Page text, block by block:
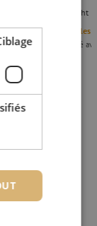
ht
Articles
Commandé